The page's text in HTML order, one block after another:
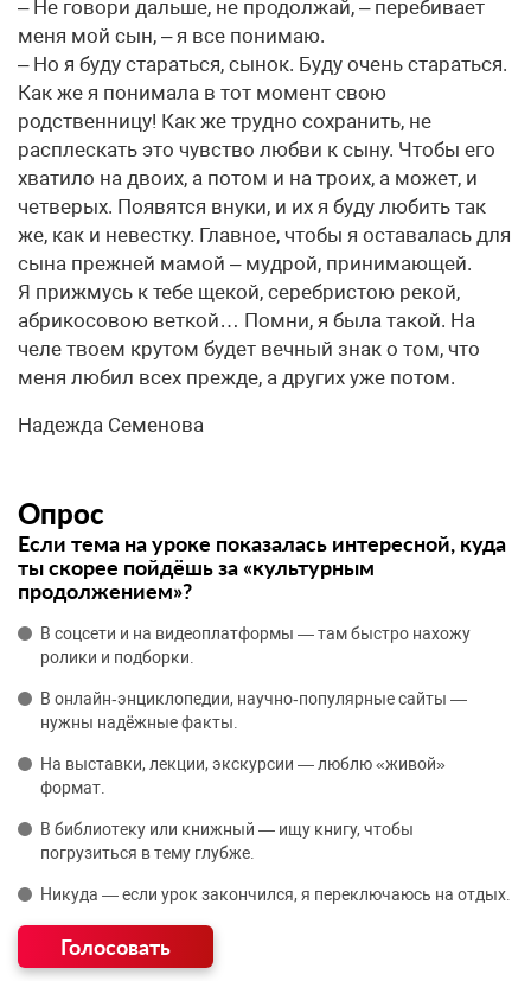
– Не говори дальше, не продолжай, – перебивает
меня мой сын, – я все понимаю.
– Но я буду стараться, сынок. Буду очень стараться.
Как же я понимала в тот момент свою
родственницу! Как же трудно сохранить, не
расплескать это чувство любви к сыну. Чтобы его
хватило на двоих, а потом и на троих, а может, и
четверых. Появятся внуки, и их я буду любить так
же, как и невестку. Главное, чтобы я оставалась для
сына прежней мамой – мудрой, принимающей.
Я прижмусь к тебе щекой, серебристою рекой,
абрикосовою веткой… Помни, я была такой. На
челе твоем крутом будет вечный знак о том, что
меня любил всех прежде, а других уже потом.
Надежда Семенова
Опрос
Если тема на уроке показалась интересной, куда
ты скорее пойдёшь за «культурным
продолжением»?
В соцсети и на видеоплатформы — там быстро нахожу
ролики и подборки.
В онлайн‑энциклопедии, научно‑популярные сайты —
нужны надёжные факты.
На выставки, лекции, экскурсии — люблю «живой»
формат.
В библиотеку или книжный — ищу книгу, чтобы
погрузиться в тему глубже.
Никуда — если урок закончился, я переключаюсь на отдых.